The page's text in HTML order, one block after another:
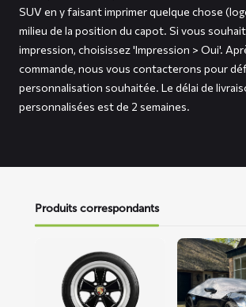
SUV en y faisant imprimer quelque chose
milieu de la position du capot. Si vous
impression, choisissez 'Impression > Oui'.
commande, nous vous contacterons pour
personnalisation souhaitée. Le délai de
personnalisées est de 2 semaines.
Produits correspondants
En
savoir
plus
sur